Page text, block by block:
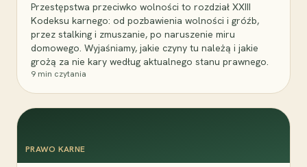
Przestępstwa przeciwko wolności to rozdział XXIII
Kodeksu karnego: od pozbawienia wolności i gróźb,
przez stalking i zmuszanie, po naruszenie miru
domowego. Wyjaśniamy, jakie czyny tu należą i jakie
grożą za nie kary według aktualnego stanu prawnego.
9 min czytania
PRAWO KARNE